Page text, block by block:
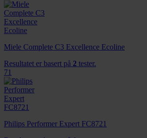
Miele Complete C3 Excellence Ecoline
Resultatet er basert på 2 tester.
71
Philips Performer Expert FC8721